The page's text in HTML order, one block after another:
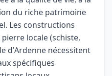
du riche patrimoine
Les constructions
locale (schiste,
d'Ardenne nécessitent
spécifiques